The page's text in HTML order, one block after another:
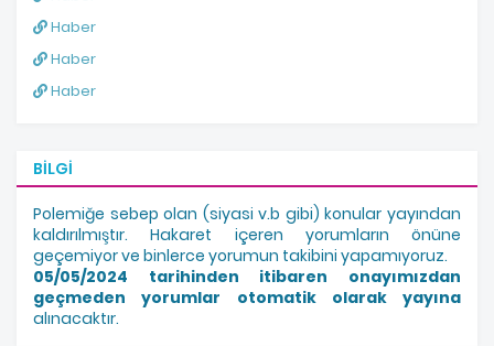
Haber
Haber
Haber
BILGI
Polemiğe sebep olan (siyasi v.b gibi) konular yayından
kaldırılmıştır. Hakaret içeren yorumların önüne
geçemiyor ve binlerce yorumun takibini yapamıyoruz.
05/05/2024 tarihinden itibaren onayımızdan
geçmeden yorumlar otomatik olarak yayına
alınacaktır.